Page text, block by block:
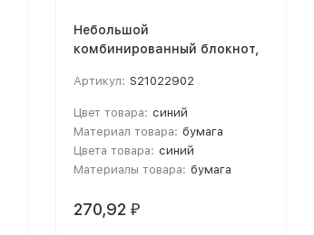
Небольшой
комбинированный блокнот,
Артикул: S21022902
Цвет товара: синий
Материал товара: бумага
Цвета товара: синий
Материалы товара: бумага
270,92 ₽